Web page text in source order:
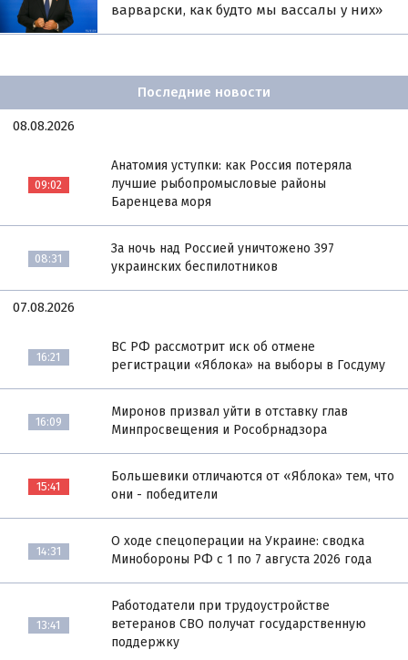
варварски, как будто мы вассалы у них»
Последние новости
08.08.2026
09:02
Анатомия уступки: как Россия потеряла
лучшие рыбопромысловые районы
Баренцева моря
08:31
За ночь над Россией уничтожено 397
украинских беспилотников
07.08.2026
16:21
ВС РФ рассмотрит иск об отмене
регистрации «Яблока» на выборы в Госдуму
16:09
Миронов призвал уйти в отставку глав
Минпросвещения и Рособрнадзора
15:41
Большевики отличаются от «Яблока» тем, что
они - победители
14:31
О ходе спецоперации на Украине: сводка
Минобороны РФ с 1 по 7 августа 2026 года
13:41
Работодатели при трудоустройстве
ветеранов СВО получат государственную
поддержку